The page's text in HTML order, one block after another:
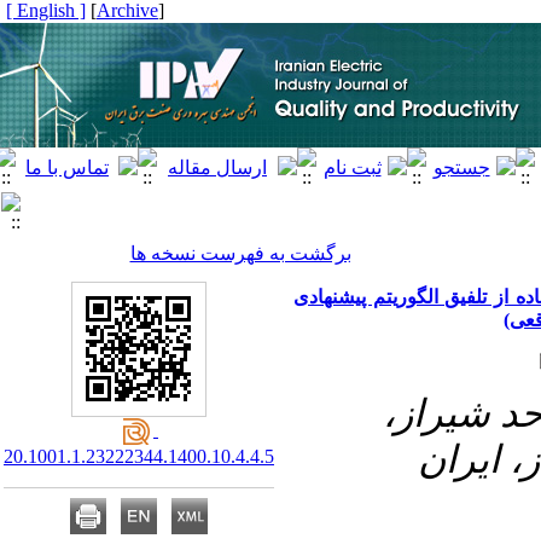
[
Archive
]
[ English ]
برگشت به فهرست نسخه ها
از تلفیق الگوریتم پیشنهادی
شیراز،
ایران
20.1001.1.23222344.1400.10.4.4.5